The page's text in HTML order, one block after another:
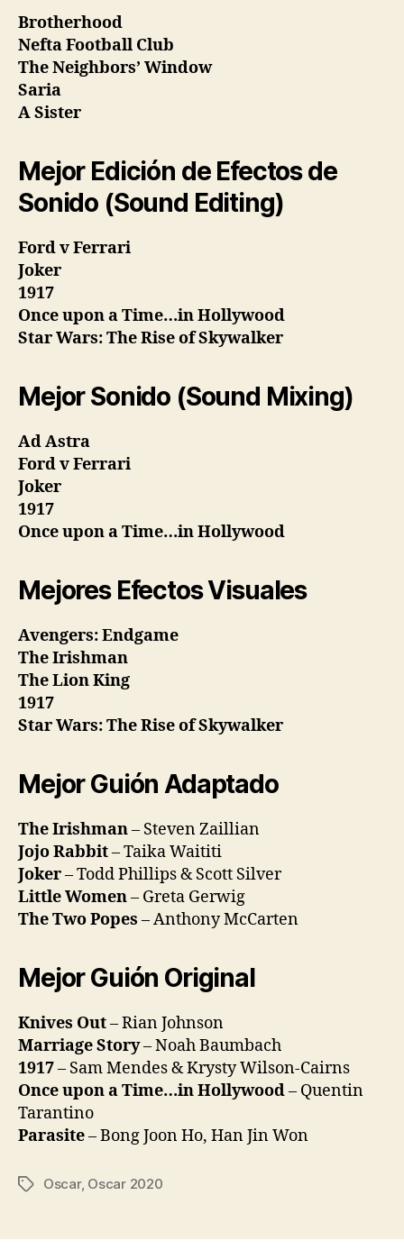
Brotherhood
Nefta Football Club
The Neighbors’ Window
Saria
A Sister
Mejor Edición de Efectos de
Sonido (Sound Editing)
Ford v Ferrari
Joker
1917
Once upon a Time…in Hollywood
Star Wars: The Rise of Skywalker
Mejor Sonido (Sound Mixing)
Ad Astra
Ford v Ferrari
Joker
1917
Once upon a Time…in Hollywood
Mejores Efectos Visuales
Avengers: Endgame
The Irishman
The Lion King
1917
Star Wars: The Rise of Skywalker
Mejor Guión Adaptado
The Irishman– Steven Zaillian
Jojo Rabbit– Taika Waititi
Joker– Todd Phillips & Scott Silver
Little Women– Greta Gerwig
The Two Popes – Anthony McCarten
Mejor Guión Original
Knives Out– Rian Johnson
Marriage Story– Noah Baumbach
1917– Sam Mendes & Krysty Wilson-Cairns
Once upon a Time…in Hollywood– Quentin
Tarantino
Parasite– Bong Joon Ho, Han Jin Won
Etiquetas
Oscar, Oscar 2020